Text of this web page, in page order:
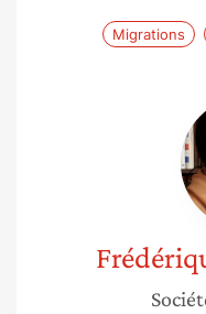
Migrations